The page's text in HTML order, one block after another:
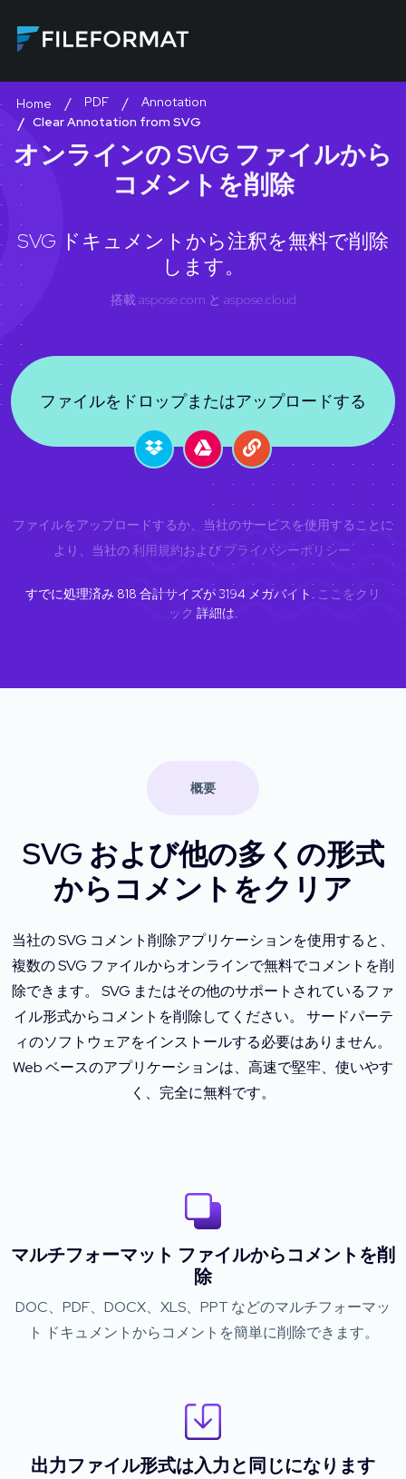
Home PDF
Annotation
Clear Annotation from SVG
オンラインの SVG ファイルから
コメントを削除
SVG ドキュメントから注釈を無料で削除
します。
搭載 aspose.com と aspose.cloud
ファイルをドロップまたはアップロードする
ファイルをアップロードするか、当社のサービスを使用することに
より、当社の利用規約およびプライバシーポリシー.
すでに処理済み 818 合計サイズが3194 メガバイト. ここをクリ
ック 詳細は.
概要
SVG および他の多くの形式
からコメントをクリア
当社の SVG コメント削除アプリケーションを使用すると、
複数の SVG ファイルからオンラインで無料でコメントを削
除できます。 SVG またはその他のサポートされているファ
イル形式からコメントを削除してください。 サードパーテ
ィのソフトウェアをインストールする必要はありません。
Web ベースのアプリケーションは、高速で堅牢、使いやす
く、完全に無料です。
マルチフォーマット ファイルからコメントを削
除
DOC、PDF、DOCX、XLS、PPT などのマルチフォーマッ
ト ドキュメントからコメントを簡単に削除できます。
出力ファイル形式は入力と同じになります